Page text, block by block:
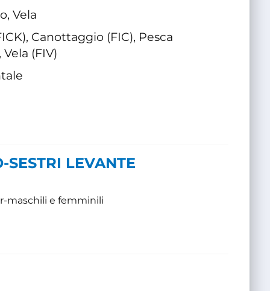
Vela
Canottaggio (FIC), Pesca
(FIV)
LEVANTE
maschili e femminili